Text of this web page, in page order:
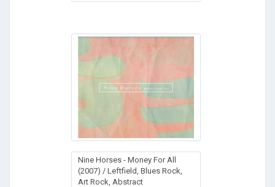
Nine Horses - Money For All
(2007) / Leftfield, Blues Rock,
Art Rock, Abstract